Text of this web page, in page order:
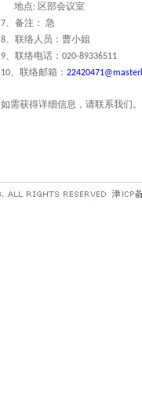
地点: 区部会议室
7、备注： 急
8、联络人员：曹小姐
9、联络电话： 020-89336511
10、联络邮箱：
如需获得详细信息，请联系我们。